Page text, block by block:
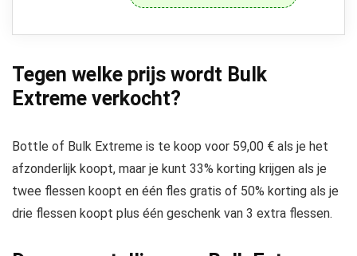
Tegen welke prijs wordt Bulk
Extreme verkocht?
Bottle of Bulk Extreme is te koop voor 59,00 € als je het
afzonderlijk koopt, maar je kunt 33% korting krijgen als je
twee flessen koopt en één fles gratis of 50% korting als je
drie flessen koopt plus één geschenk van 3 extra flessen.